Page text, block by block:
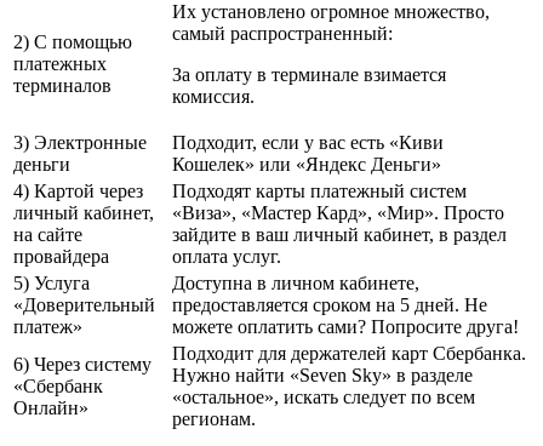
2) С помощью
платежных
терминалов
Их установлено огромное множество,
самый распространенный:
За оплату в терминале взимается
комиссия.
3) Электронные
деньги
Подходит, если у вас есть «Киви
Кошелек» или «Яндекс Деньги»
4) Картой через
личный кабинет,
на сайте
провайдера
Подходят карты платежный систем
«Виза», «Мастер Кард», «Мир». Просто
зайдите в ваш личный кабинет, в раздел
оплата услуг.
5) Услуга
«Доверительный
платеж»
Доступна в личном кабинете,
предоставляется сроком на 5 дней. Не
можете оплатить сами? Попросите друга!
6) Через систему
«Сбербанк
Онлайн»
Подходит для держателей карт Сбербанка.
Нужно найти «Seven Sky» в разделе
«остальное», искать следует по всем
регионам.